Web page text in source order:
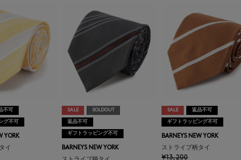
不可
グ不可
YORK
イ
SALE SOLDOUT
返品不可
ギフトラッピング不可
BARNEYS NEW YORK
SALE 返品不可
ギフトラッピング不可
BARNEYS NEW YORK
ストライプ柄タイ
¥13,200